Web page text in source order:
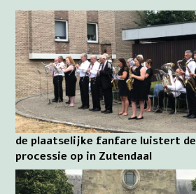
de plaatselijke fanfare luistert de
processie op in Zutendaal